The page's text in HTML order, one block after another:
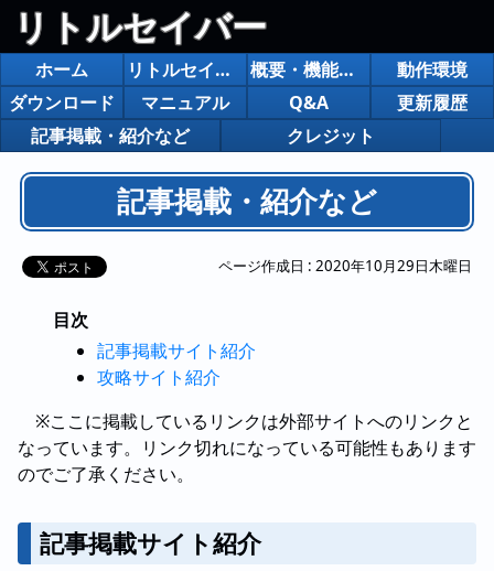
リトルセイバー
ホーム リトルセイバー 概要・機能紹介
動作環境
ダウンロード
マニュアル Q&A
更新履歴
記事掲載・紹介など
クレジット
記事掲載・紹介など
ページ作成日 : 2020年10月29日木曜日
目次
記事掲載サイト紹介
攻略サイト紹介
※ここに掲載しているリンクは外部サイトへのリンクと
なっています。リンク切れになっている可能性もあります
のでご了承ください。
記事掲載サイト紹介